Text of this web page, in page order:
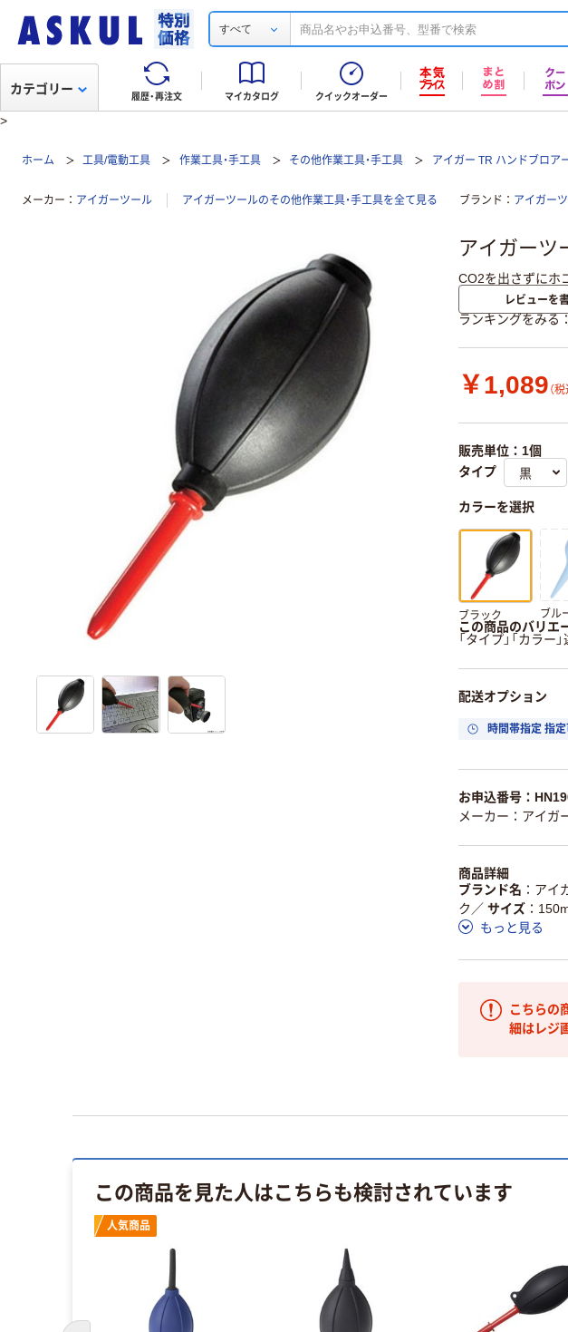
すべて
履歴・再注文 マイカタログ クイックオーダー
カテゴリー
>
ホーム 工具/電動工具 作業工具・手工具 その他作業工具・手工具 アイガー TR ハンドブロア
メーカー アイガーツール アイガーツールのその他作業工具・手工具を全て見る ブランド アイガーツ
アイガーツ
CO2を出さずにホ
レビューを
ランキングをみる
￥1,089 （税
販売単位：1個
タイプ
カラーを選択
ブラック ブル
この商品のバリエ
「タイプ」「カラー
配送オプション
時間帯指定 指
お申込番号：
メーカー：アイガ
商品詳細
ブランド名
アイ
ク ／ サイズ
もっと見る
こちらの
細はレジ
この商品を見た人はこちらも検討されています
人気商品